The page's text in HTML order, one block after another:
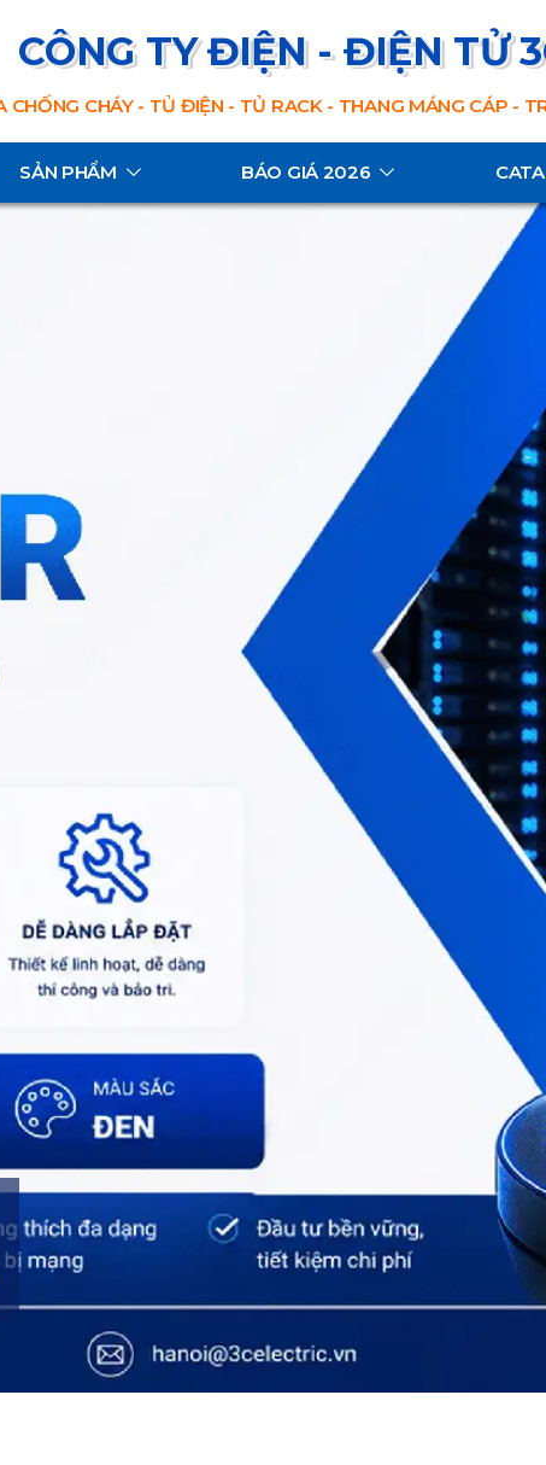
CÔNG TY ĐIỆN - ĐIỆN TỬ
CHỐNG CHÁY - TỦ ĐIỆN - TỦ RACK - THANG MÁNG CÁP -
SẢN PHẨM BÁO GIÁ 2026